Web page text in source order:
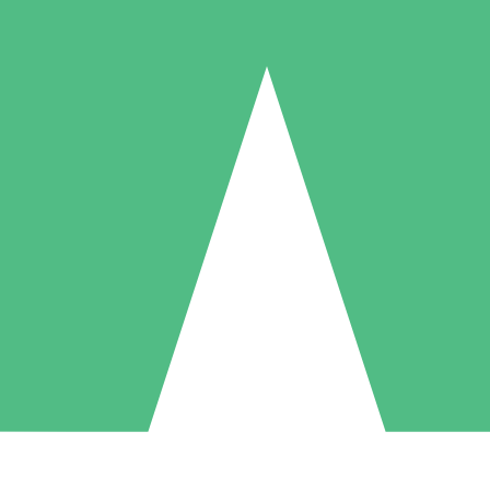
Packs de Crédits Individuels
à l'utilisation avec des crédits de téléchargement. Sans engagement
5 Téléchargements
US$